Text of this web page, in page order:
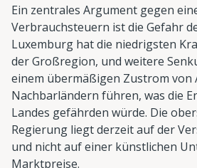
Ein zentrales Argument gegen
Verbrauchsteuern ist die Gefahr
Luxemburg hat die niedrigsten
der Großregion, und weitere
einem übermäßigen Zustrom von
Nachbarländern führen, was die
Landes gefährden würde. Die
Regierung liegt derzeit auf der
und nicht auf einer künstlichen
Marktpreise.